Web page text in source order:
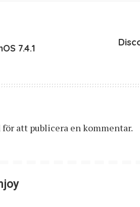
7.4.1
för att publicera en kommentar.